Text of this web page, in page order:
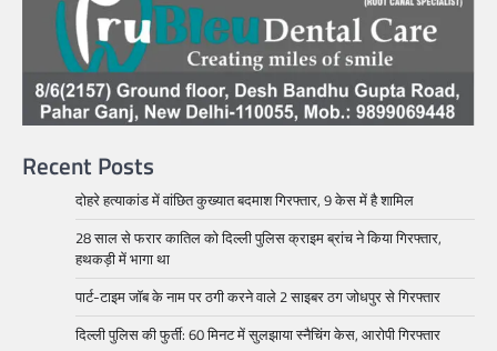
Recent Posts
दोहरे हत्याकांड में वांछित कुख्यात बदमाश गिरफ्तार, 9 केस में है शामिल
28 साल से फरार कातिल को दिल्ली पुलिस क्राइम ब्रांच ने किया गिरफ्तार,
हथकड़ी में भागा था
पार्ट-टाइम जॉब के नाम पर ठगी करने वाले 2 साइबर ठग जोधपुर से गिरफ्तार
दिल्ली पुलिस की फुर्ती: 60 मिनट में सुलझाया स्नैचिंग केस, आरोपी गिरफ्तार